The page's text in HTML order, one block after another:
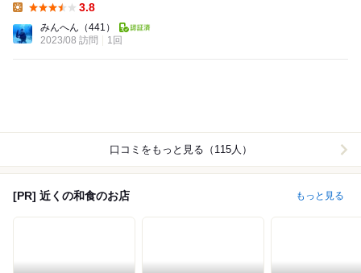
3.8
みんへん （441）
2023/08 訪問
1回
口コミをもっと見る（115人）
[PR] 近くの和食のお店 もっと見る